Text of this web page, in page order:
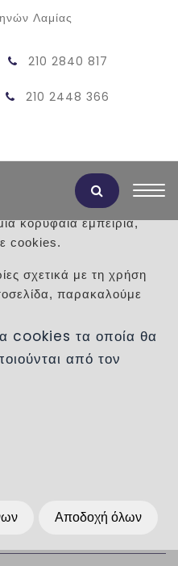
Λαμίας
210 2840 817
210 2448 366
/ ΚΟΥΖΙΝΑ
κορυφαία εμπειρία,
cookies.
σχετικά με τη χρήση
παρακαλούμε
cookies τα οποία θα
από τον
Αποδοχή όλων